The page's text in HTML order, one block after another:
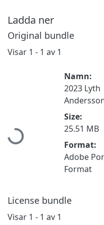
Ladda ner
Original bundle
Visar 1 - 1 av 1
Hämtar...
Namn:
2023 Lyth
Size:
25.51 MB
Format:
Adobe
Format
License bundle
Visar 1 - 1 av 1